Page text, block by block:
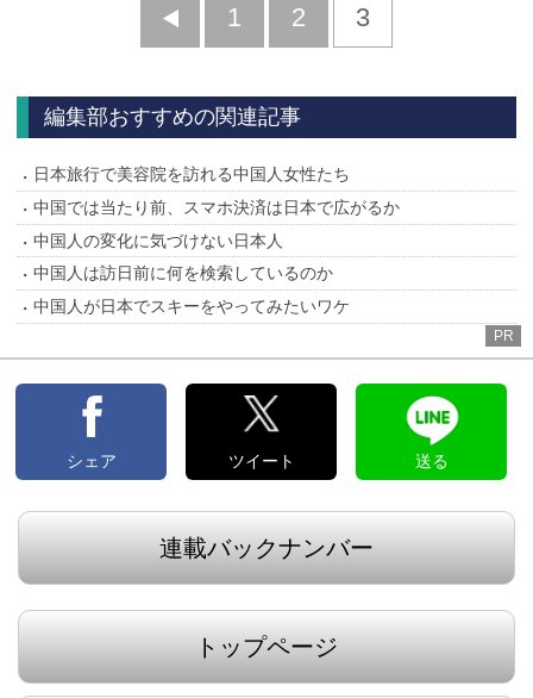
前
1 2 3
編集部おすすめの関連記事
日本旅行で美容院を訪れる中国人女性たち
中国では当たり前、スマホ決済は日本で広がるか
中国人の変化に気づけない日本人
中国人は訪日前に何を検索しているのか
中国人が日本でスキーをやってみたいワケ
PR
シェア ツイート 送る
連載バックナンバー
トップページ